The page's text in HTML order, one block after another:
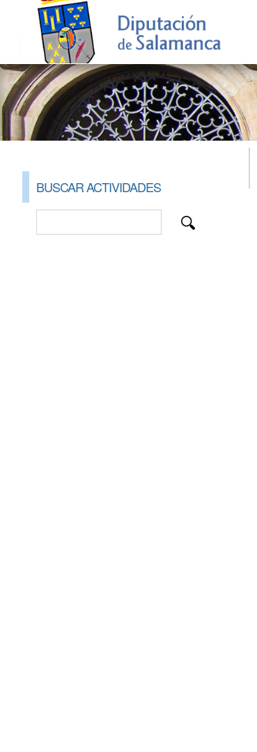
BUSCAR ACTIVIDADES